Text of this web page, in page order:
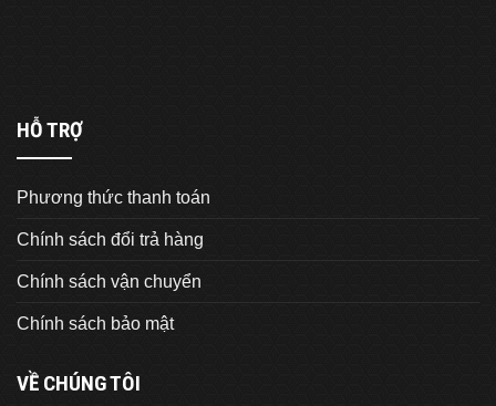
HỖ TRỢ
Phương thức thanh toán
Chính sách đổi trả hàng
Chính sách vận chuyển
Chính sách bảo mật
VỀ CHÚNG TÔI